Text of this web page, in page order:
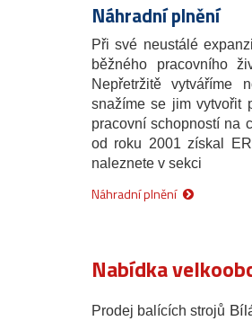
Náhradní plnění
Při své neustálé
běžného pracovního
Nepřetržitě vytváříme
snažíme se jim vytvořit
pracovní schopností na
od roku 2001 získal
naleznete v sekci
Náhradní plnění
Nabídka
Prodej balících strojů